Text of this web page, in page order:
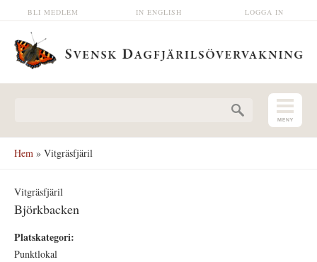
Hoppa till huvudinnehåll LOGGA IN
IN ENGLISH
BLI MEDLEM
Hem » Vitgräsfjäril
Vitgräsfjäril
Björkbacken
Platskategori:
Punktlokal